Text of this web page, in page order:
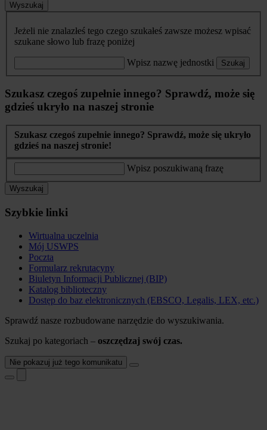
Wyszukaj
Jeżeli nie znalazłeś tego czego szukałeś zawsze możesz wpisać
szukane słowo lub frazę poniżej
Wpisz nazwę jednostki Szukaj
Szukasz czegoś zupełnie innego? Sprawdź, może się
gdzieś ukryło na naszej stronie
Szukasz czegoś zupełnie innego? Sprawdź, może się ukryło
gdzieś na naszej stronie!
Wpisz poszukiwaną frazę
Wyszukaj
Szybkie linki
Wirtualna uczelnia
Mój USWPS
Poczta
Formularz rekrutacyny
Biuletyn Informacji Publicznej (BIP)
Katalog biblioteczny
Dostęp do baz elektronicznych (EBSCO, Legalis, LEX, etc.)
Sprawdź nasze rozbudowane narzędzie do wyszukiwania.
Szukaj po kategoriach – oszczędzaj swój czas.
Nie pokazuj już tego komunikatu